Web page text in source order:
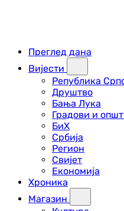
Преглед дана
Вијести
Република
Друштво
Бања Лука
Градови и
БиХ
Србија
Регион
Свијет
Економија
Хроника
Магазин